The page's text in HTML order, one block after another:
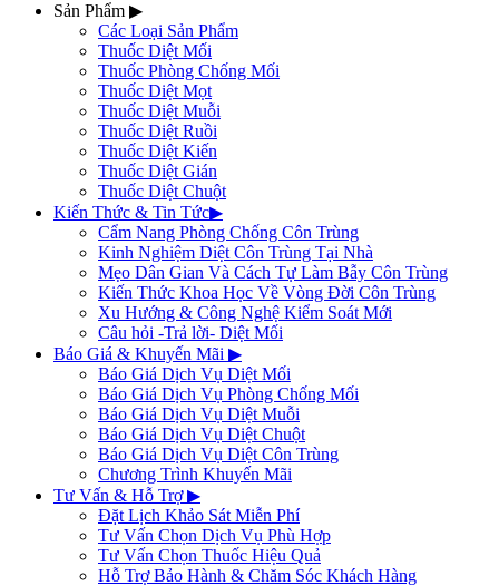
Sản Phẩm ▶
Các Loại Sản Phẩm
Thuốc Diệt Mối
Thuốc Phòng Chống Mối
Thuốc Diệt Mọt
Thuốc Diệt Muỗi
Thuốc Diệt Ruồi
Thuốc Diệt Kiến
Thuốc Diệt Gián
Thuốc Diệt Chuột
Kiến Thức & Tin Tức▶
Cẩm Nang Phòng Chống Côn Trùng
Kinh Nghiệm Diệt Côn Trùng Tại Nhà
Mẹo Dân Gian Và Cách Tự Làm Bẫy Côn Trùng
Kiến Thức Khoa Học Về Vòng Đời Côn Trùng
Xu Hướng & Công Nghệ Kiểm Soát Mới
Câu hỏi -Trả lời- Diệt Mối
Báo Giá & Khuyến Mãi ▶
Báo Giá Dịch Vụ Diệt Mối
Báo Giá Dịch Vụ Phòng Chống Mối
Báo Giá Dịch Vụ Diệt Muỗi
Báo Giá Dịch Vụ Diệt Chuột
Báo Giá Dịch Vụ Diệt Côn Trùng
Chương Trình Khuyến Mãi
Tư Vấn & Hỗ Trợ▶
Đặt Lịch Khảo Sát Miễn Phí
Tư Vấn Chọn Dịch Vụ Phù Hợp
Tư Vấn Chọn Thuốc Hiệu Quả
Hỗ Trợ Bảo Hành & Chăm Sóc Khách Hàng